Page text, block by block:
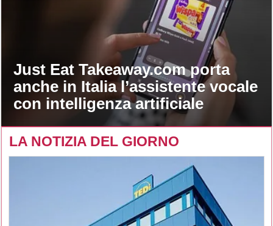
Just Eat Takeaway.com porta
anche in Italia l’assistente vocale
con intelligenza artificiale
LA NOTIZIA DEL GIORNO